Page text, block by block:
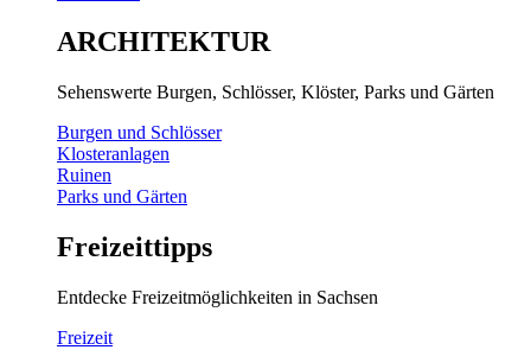
ARCHITEKTUR
Sehenswerte Burgen, Schlösser, Klöster, Parks und Gärten
Burgen und Schlösser
Klosteranlagen
Ruinen
Parks und Gärten
Freizeittipps
Entdecke Freizeitmöglichkeiten in Sachsen
Freizeit